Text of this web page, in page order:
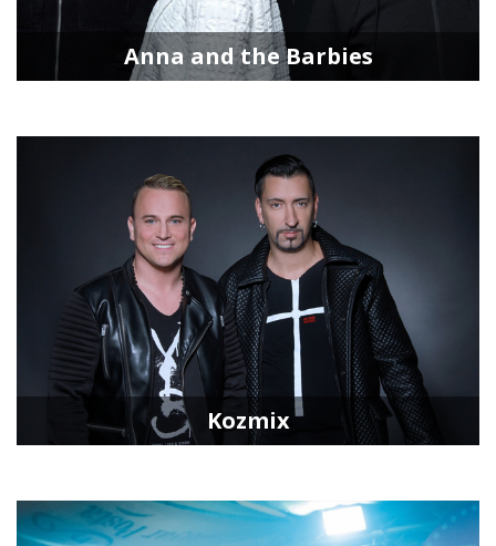
Anna and the Barbies
Kozmix